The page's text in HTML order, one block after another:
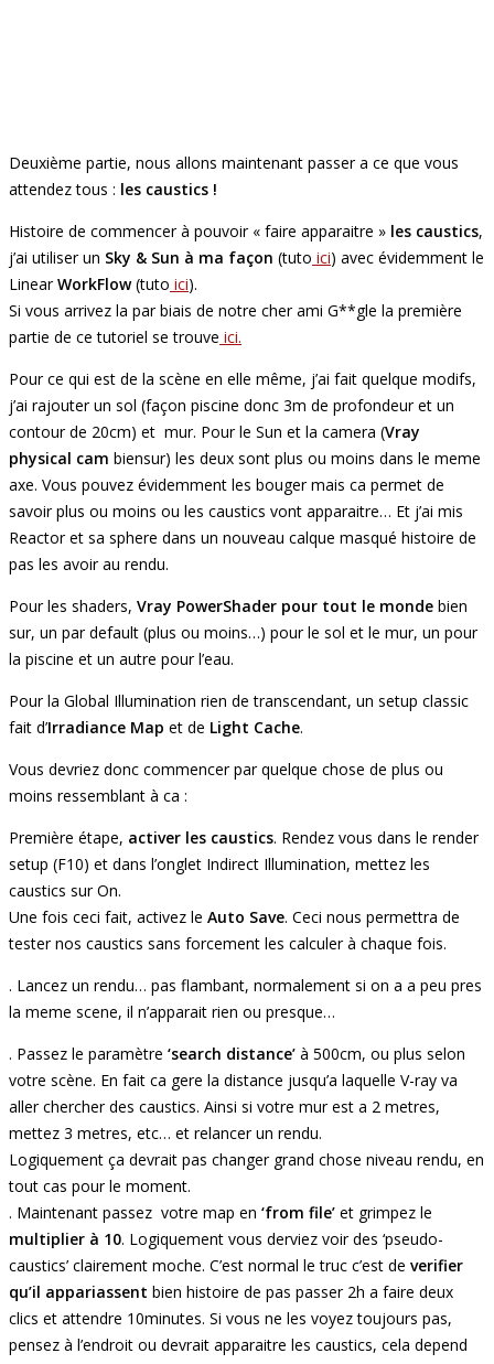
Deuxième partie, nous allons maintenant passer a ce que vous
attendez tous : les caustics !
Histoire de commencer à pouvoir « faire apparaitre » les caustics,
j’ai utiliser un Sky & Sun à ma façon (tuto ici) avec évidemment le
LinearWorkFlow(tuto ici).
Si vous arrivez la par biais de notre cher ami G**gle la première
partie de ce tutoriel se trouve ici.
Pour ce qui est de la scène en elle même, j’ai fait quelque modifs,
j’ai rajouter un sol (façon piscine donc 3m de profondeur et un
contour de 20cm) et mur. Pour le Sun et la camera (Vray
physical cam biensur) les deux sont plus ou moins dans le meme
axe. Vous pouvez évidemment les bouger mais ca permet de
savoir plus ou moins ou les caustics vont apparaitre… Et j’ai mis
Reactor et sa sphere dans un nouveau calque masqué histoire de
pas les avoir au rendu.
Pour les shaders, Vray PowerShader pour tout le monde bien
sur, un par default (plus ou moins…) pour le sol et le mur, un pour
la piscine et un autre pour l’eau.
Pour la Global Illumination rien de transcendant, un setup classic
fait d’Irradiance Map et de Light Cache.
Vous devriez donc commencer par quelque chose de plus ou
moins ressemblant à ca :
Première étape, activer les caustics. Rendez vous dans le render
setup (F10) et dans l’onglet Indirect Illumination, mettez les
caustics sur On.
Une fois ceci fait, activez le Auto Save. Ceci nous permettra de
tester nos caustics sans forcement les calculer à chaque fois.
. Lancez un rendu… pas flambant, normalement si on a a peu pres
la meme scene, il n’apparait rien ou presque…
. Passez le paramètre ‘search distance’ à 500cm, ou plus selon
votre scène. En fait ca gere la distance jusqu’a laquelle V-ray va
aller chercher des caustics. Ainsi si votre mur est a 2 metres,
mettez 3 metres, etc… et relancer un rendu.
Logiquement ça devrait pas changer grand chose niveau rendu, en
tout cas pour le moment.
. Maintenant passez votre map en ‘from file’ et grimpez le
multiplier à 10. Logiquement vous derviez voir des ‘pseudo-
caustics’ clairement moche. C’est normal le truc c’est de verifier
qu’il appariassent bien histoire de pas passer 2h a faire deux
clics et attendre 10minutes. Si vous ne les voyez toujours pas,
pensez à l’endroit ou devrait apparaitre les caustics, cela depend